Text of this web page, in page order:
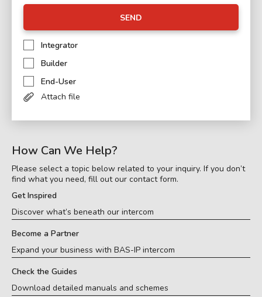
SEND
Integrator
Builder
End-User
Attach file
How Can We Help?
Please select a topic below related to your inquiry. If you don’t
find what you need, fill out our contact form.
Get Inspired
Discover what’s beneath our intercom
Become a Partner
Expand your business with BAS-IP intercom
Check the Guides
Download detailed manuals and schemes